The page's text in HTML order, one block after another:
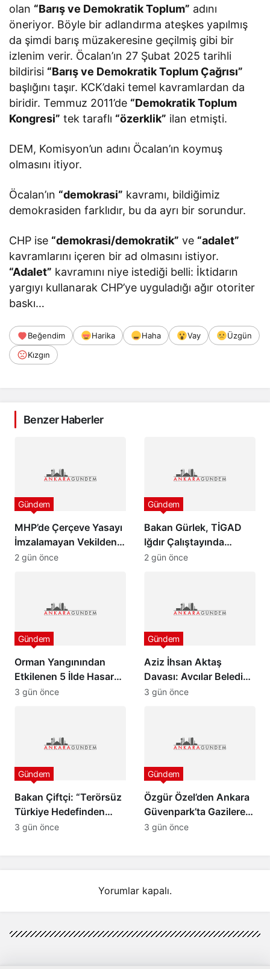
olan “Barış ve Demokratik Toplum” adını
öneriyor. Böyle bir adlandırma ateşkes yapılmış
da şimdi barış müzakeresine geçilmiş gibi bir
izlenim verir. Öcalan’ın 27 Şubat 2025 tarihli
bildirisi “Barış ve Demokratik Toplum Çağrısı”
başlığını taşır. KCK’daki temel kavramlardan da
biridir. Temmuz 2011’de “Demokratik Toplum
Kongresi” tek taraflı “özerklik” ilan etmişti.
DEM, Komisyon’un adını Öcalan’ın koymuş
olmasını itiyor.
Öcalan’ın “demokrasi” kavramı, bildiğimiz
demokrasiden farklıdır, bu da ayrı bir sorundur.
CHP ise “demokrasi/demokratik” ve “adalet”
kavramlarını içeren bir ad olmasını istiyor.
“Adalet” kavramını niye istediği belli: İktidarın
yargıyı kullanarak CHP’ye uyguladığı ağır otoriter
baskı…
Beğendim Harika Haha Vay
Üzgün
Kızgın
Benzer Haberler
MHP’de Çerçeve Yasayı
İmzalamayan Vekilden
Paylaşım
Gündem
2 gün önce
Bakan Gürlek, TİGAD
Iğdır Çalıştayında
konuştu: “Türkiye pazar
Gündem
2 gün önce
Orman Yangınından
Etkilenen 5 İlde Hasar
Tespit Çalışmaları
Gündem
3 gün önce
Aziz İhsan Aktaş
Davası: Avcılar Belediye
Başkanı Utku Caner
Gündem
3 gün önce
Bakan Çiftçi: “Terörsüz
Türkiye Hedefinden
Dönüş Yoktur”
Gündem
3 gün önce
Özgür Özel’den Ankara
Güvenpark’ta Gazilere
Ziyaret ve “Çerçeve
Gündem
3 gün önce
Yorumlar kapalı.